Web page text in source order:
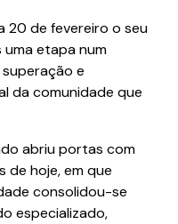
20 de fevereiro o seu
uma etapa num
e
da comunidade que
abriu portas com
de hoje, em que
consolidou-se
especializado,